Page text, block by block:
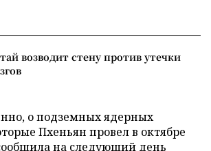
возводит стену против утечки
о подземных ядерных
Пхеньян провел в октябре
на следующий день